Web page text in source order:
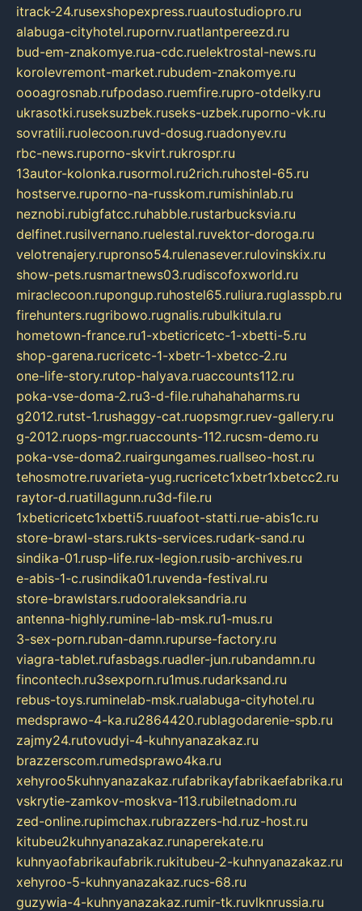
itrack-24.rusexshopexpress.ruautostudiopro.ru
alabuga-cityhotel.rupornv.ruatlantpereezd.ru
bud-em-znakomye.rua-cdc.ruelektrostal-news.ru
korolevremont-market.rubudem-znakomye.ru
oooagrosnab.rufpodaso.ruemfire.rupro-otdelky.ru
ukrasotki.ruseksuzbek.ruseks-uzbek.ruporno-vk.ru
sovratili.ruolecoon.ruvd-dosug.ruadonyev.ru
rbc-news.ruporno-skvirt.rukrospr.ru
13autor-kolonka.rusormol.ru2rich.ruhostel-65.ru
hostserve.ruporno-na-russkom.rumishinlab.ru
neznobi.rubigfatcc.ruhabble.rustarbucksvia.ru
delfinet.rusilvernano.ruelestal.ruvektor-doroga.ru
velotrenajery.rupronso54.rulenasever.rulovinskix.ru
show-pets.rusmartnews03.rudiscofoxworld.ru
miraclecoon.rupongup.ruhostel65.ruliura.ruglasspb.ru
firehunters.rugribowo.rugnalis.rubulkitula.ru
hometown-france.ru1-xbeticricetc-1-xbetti-5.ru
shop-garena.rucricetc-1-xbetr-1-xbetcc-2.ru
one-life-story.rutop-halyava.ruaccounts112.ru
poka-vse-doma-2.ru3-d-file.ruhahahaharms.ru
g2012.rutst-1.rushaggy-cat.ruopsmgr.ruev-gallery.ru
g-2012.ruops-mgr.ruaccounts-112.rucsm-demo.ru
poka-vse-doma2.ruairgungames.ruallseo-host.ru
tehosmotre.ruvarieta-yug.rucricetc1xbetr1xbetcc2.ru
raytor-d.ruatillagunn.ru3d-file.ru
1xbeticricetc1xbetti5.ruuafoot-statti.rue-abis1c.ru
store-brawl-stars.rukts-services.rudark-sand.ru
sindika-01.rusp-life.rux-legion.rusib-archives.ru
e-abis-1-c.rusindika01.ruvenda-festival.ru
store-brawlstars.rudooraleksandria.ru
antenna-highly.rumine-lab-msk.ru1-mus.ru
3-sex-porn.ruban-damn.rupurse-factory.ru
viagra-tablet.rufasbags.ruadler-jun.rubandamn.ru
fincontech.ru3sexporn.ru1mus.rudarksand.ru
rebus-toys.ruminelab-msk.rualabuga-cityhotel.ru
medsprawo-4-ka.ru2864420.rublagodarenie-spb.ru
zajmy24.rutovudyi-4-kuhnyanazakaz.ru
brazzerscom.rumedsprawo4ka.ru
xehyroo5kuhnyanazakaz.rufabrikayfabrikaefabrika.ru
vskrytie-zamkov-moskva-113.rubiletnadom.ru
zed-online.rupimchax.rubrazzers-hd.ruz-host.ru
kitubeu2kuhnyanazakaz.runaperekate.ru
kuhnyaofabrikaufabrik.rukitubeu-2-kuhnyanazakaz.ru
xehyroo-5-kuhnyanazakaz.rucs-68.ru
guzywia-4-kuhnyanazakaz.rumir-tk.ruvlknrussia.ru